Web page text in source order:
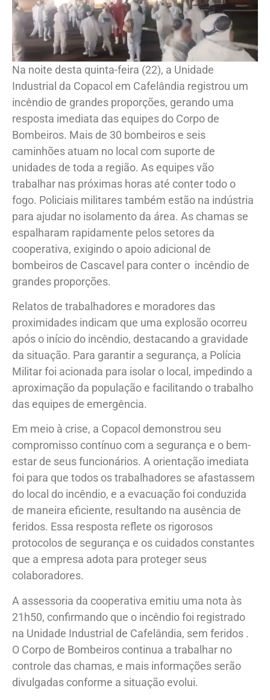
Na noite desta quinta-feira (22), a Unidade
Industrial da Copacol em Cafelândia registrou um
incêndio de grandes proporções, gerando uma
resposta imediata das equipes do Corpo de
Bombeiros. Mais de 30 bombeiros e seis
caminhões atuam no local com suporte de
unidades de toda a região. As equipes vão
trabalhar nas próximas horas até conter todo o
fogo. Policiais militares também estão na indústria
para ajudar no isolamento da área. As chamas se
espalharam rapidamente pelos setores da
cooperativa, exigindo o apoio adicional de
bombeiros de Cascavel para conter o incêndio de
grandes proporções.
Relatos de trabalhadores e moradores das
proximidades indicam que uma explosão ocorreu
após o início do incêndio, destacando a gravidade
da situação. Para garantir a segurança, a Polícia
Militar foi acionada para isolar o local, impedindo a
aproximação da população e facilitando o trabalho
das equipes de emergência.
Em meio à crise, a Copacol demonstrou seu
compromisso contínuo com a segurança e o bem-
estar de seus funcionários. A orientação imediata
foi para que todos os trabalhadores se afastassem
do local do incêndio, e a evacuação foi conduzida
de maneira eficiente, resultando na ausência de
feridos. Essa resposta reflete os rigorosos
protocolos de segurança e os cuidados constantes
que a empresa adota para proteger seus
colaboradores.
A assessoria da cooperativa emitiu uma nota às
21h50, confirmando que o incêndio foi registrado
na Unidade Industrial de Cafelândia, sem feridos .
O Corpo de Bombeiros continua a trabalhar no
controle das chamas, e mais informações serão
divulgadas conforme a situação evolui.